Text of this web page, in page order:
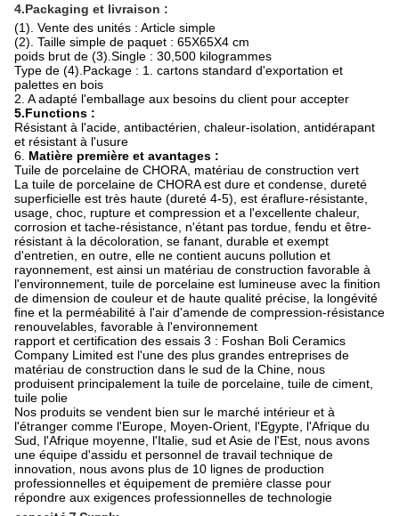
4.Packaging et livraison :
(1). Vente des unités : Article simple
(2). Taille simple de paquet : 65X65X4 cm
poids brut de (3).Single : 30,500 kilogrammes
Type de (4).Package : 1. cartons standard d'exportation et
palettes en bois
2. A adapté l'emballage aux besoins du client pour accepter
5.Functions :
Résistant à l'acide, antibactérien, chaleur-isolation, antidérapant
et résistant à l'usure
6. Matière première et avantages :
Tuile de porcelaine de CHORA, matériau de construction vert
La tuile de porcelaine de CHORA est dure et condense, dureté
superficielle est très haute (dureté 4-5), est éraflure-résistante,
usage, choc, rupture et compression et a l'excellente chaleur,
corrosion et tache-résistance, n'étant pas tordue, fendu et être-
résistant à la décoloration, se fanant, durable et exempt
d'entretien, en outre, elle ne contient aucuns pollution et
rayonnement, est ainsi un matériau de construction favorable à
l'environnement, tuile de porcelaine est lumineuse avec la finition
de dimension de couleur et de haute qualité précise, la longévité
fine et la perméabilité à l'air d'amende de compression-résistance
renouvelables, favorable à l'environnement
rapport et certification des essais 3 : Foshan Boli Ceramics
Company Limited est l'une des plus grandes entreprises de
matériau de construction dans le sud de la Chine, nous
produisent principalement la tuile de porcelaine, tuile de ciment,
tuile polie
Nos produits se vendent bien sur le marché intérieur et à
l'étranger comme l'Europe, Moyen-Orient, l'Egypte, l'Afrique du
Sud, l'Afrique moyenne, l'Italie, sud et Asie de l'Est, nous avons
une équipe d'assidu et personnel de travail technique de
innovation, nous avons plus de 10 lignes de production
professionnelles et équipement de première classe pour
répondre aux exigences professionnelles de technologie